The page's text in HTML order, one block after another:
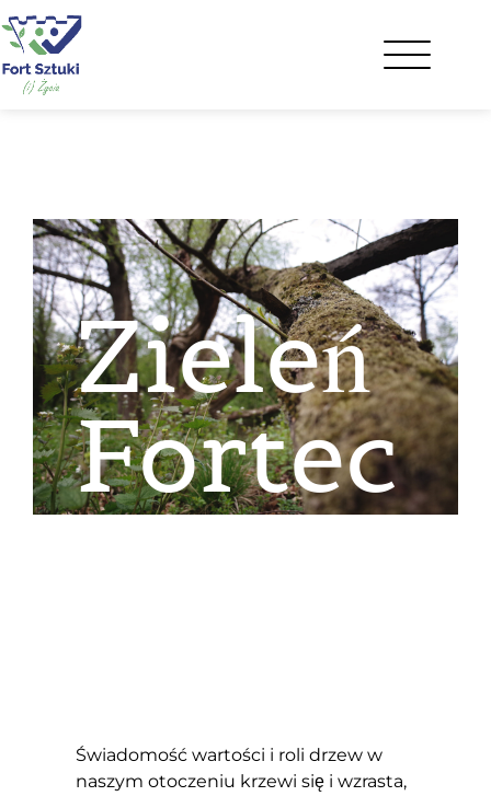
Zieleń
Fortec
zna
Świadomość wartości i roli drzew w
naszym otoczeniu krzewi się i wzrasta,